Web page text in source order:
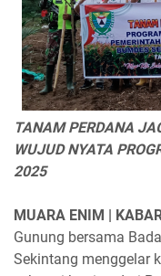
TANAM PERDANA
WUJUD NYATA
2025
MUARA ENIM |
Gunung bersama
Sekintang menggelar